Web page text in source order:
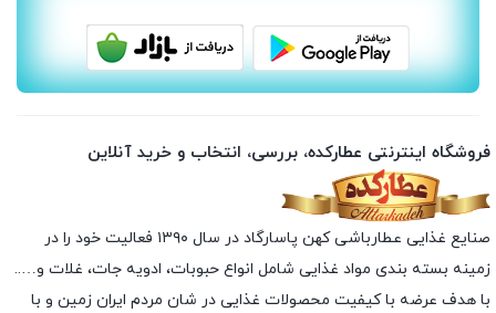
فروشگاه اینترنتی عطارکده، بررسی، انتخاب و خرید آنلاین
صنایع غذایی عطارباشی کهن پاسارگاد در سال ۱۳۹۰ فعالیت خود را در
زمینه بسته بندی مواد غذایی شامل انواع حبوبات، ادویه جات، غلات و…..
با هدف عرضه با کیفیت محصولات غذایی در شان مردم ایران زمین و با